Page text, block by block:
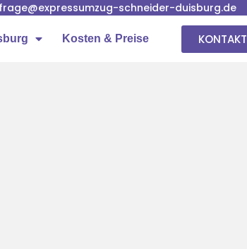
schneider-duisburg.de
Kosten & Preise KONTAKT